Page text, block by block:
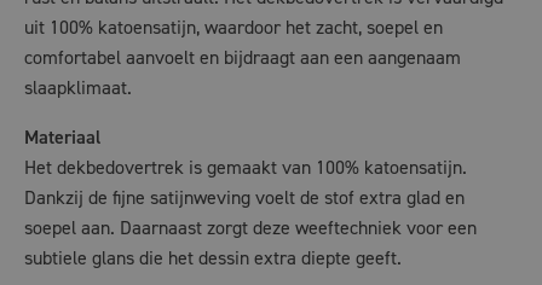
uit 100% katoensatijn, waardoor het zacht, soepel en
comfortabel aanvoelt en bijdraagt aan een aangenaam
slaapklimaat.
Materiaal
Het dekbedovertrek is gemaakt van 100% katoensatijn.
Dankzij de fijne satijnweving voelt de stof extra glad en
soepel aan. Daarnaast zorgt deze weeftechniek voor een
subtiele glans die het dessin extra diepte geeft.